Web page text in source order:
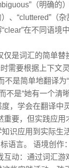
（明确的
、“cluttered”（
在不同语境
是词汇的简单替
需要根据上下文
不是简单地翻译为
不是“她有一个清
，学会在翻译中
要，但实践应用
识应用到实际生
语言。 语境创作
动：通过词汇游